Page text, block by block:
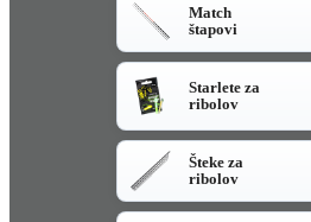
Match
štapovi
Starlete za
ribolov
Šteke za
ribolov